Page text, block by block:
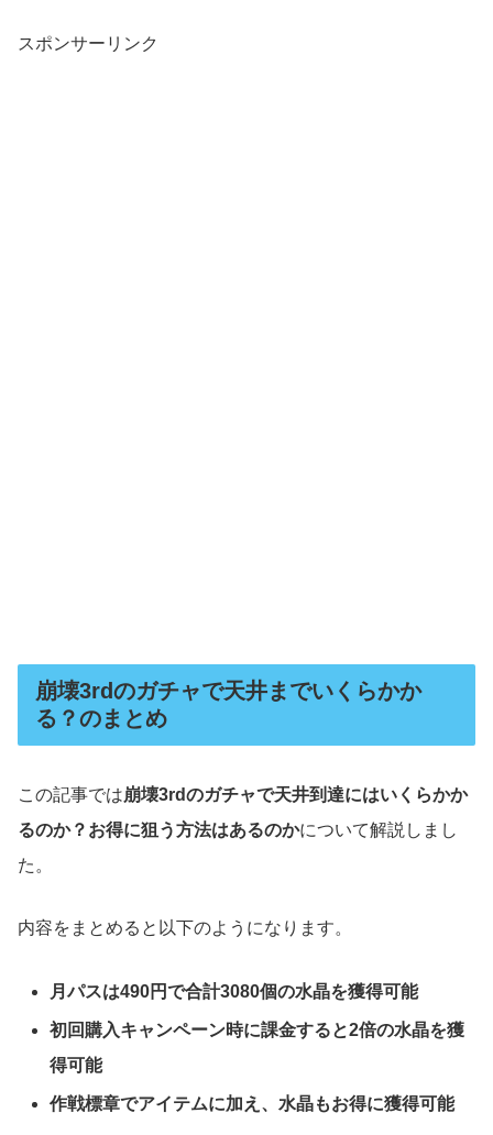
スポンサーリンク
崩壊3rdのガチャで天井までいくらかか
る？のまとめ
この記事では崩壊3rdのガチャで天井到達にはいくらかか
るのか？お得に狙う方法はあるのかについて解説しまし
た。
内容をまとめると以下のようになります。
月パスは490円で合計3080個の水晶を獲得可能
初回購入キャンペーン時に課金すると2倍の水晶を獲
得可能
作戦標章でアイテムに加え、水晶もお得に獲得可能